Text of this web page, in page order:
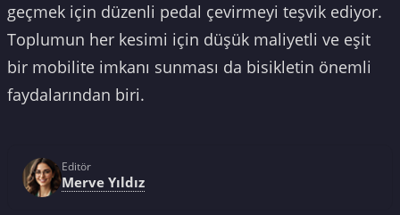
geçmek için düzenli pedal çevirmeyi teşvik ediyor.
Toplumun her kesimi için düşük maliyetli ve eşit
bir mobilite imkanı sunması da bisikletin önemli
faydalarından biri.
Editör
Merve Yıldız